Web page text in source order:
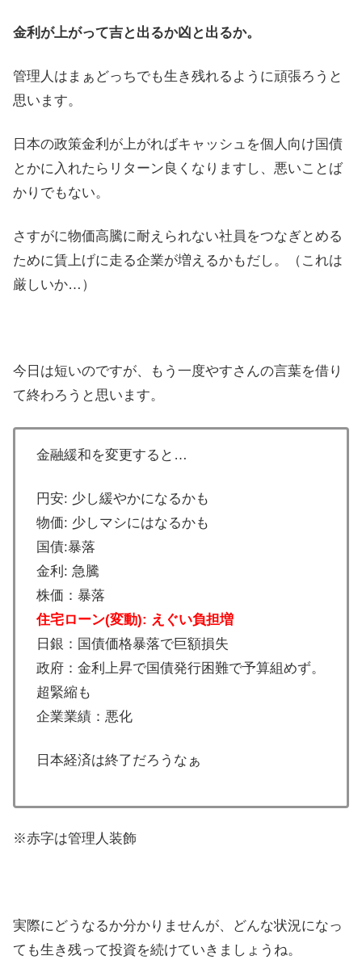
金利が上がって吉と出るか凶と出るか。
管理人はまぁどっちでも生き残れるように頑張ろうと
思います。
日本の政策金利が上がればキャッシュを個人向け国債
とかに入れたらリターン良くなりますし、悪いことば
かりでもない。
さすがに物価高騰に耐えられない社員をつなぎとめる
ために賃上げに走る企業が増えるかもだし。（これは
厳しいか…）
今日は短いのですが、もう一度やすさんの言葉を借り
て終わろうと思います。
金融緩和を変更すると…
円安: 少し緩やかになるかも
物価: 少しマシにはなるかも
国債:暴落
金利: 急騰
株価：暴落
住宅ローン(変動): えぐい負担増
日銀：国債価格暴落で巨額損失
政府：金利上昇で国債発行困難で予算組めず。
超緊縮も
企業業績：悪化
日本経済は終了だろうなぁ
※赤字は管理人装飾
実際にどうなるか分かりませんが、どんな状況になっ
ても生き残って投資を続けていきましょうね。